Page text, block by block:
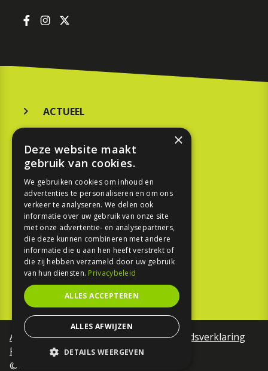
ACTUEEL
KOOPGIDS
TESTEN
SPORT
REPORTAGE
TOUREN
NIEUWSBRIEF
Algemene voorwaardenToegankelijkheidsverklaring
Privacy Policy
©Motorfreaks 2026
×
Deze website maakt
gebruik van cookies.
We gebruiken cookies om inhoud en
advertenties te personaliseren en om ons
verkeer te analyseren. We delen ook
informatie over uw gebruik van onze site
met onze advertentie- en analysepartners,
die deze kunnen combineren met andere
informatie die u aan hen heeft verstrekt of
die zij hebben verzameld door uw gebruik
van hun diensten. Privacybeleid
ALLES ACCEPTEREN
ALLES AFWIJZEN
DETAILS WEERGEVEN